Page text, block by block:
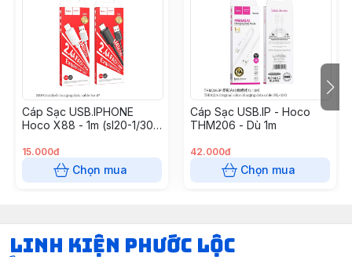
Cáp Sạc USB.IPHONE
Hoco X88 - 1m (sl20-1/30-
15.000đ
Chọn mua
Cáp Sạc USB.IP - Hoco
THM206 - Dù 1m
42.000đ
Chọn mua
LINH KIỆN PHƯỚC LỘC